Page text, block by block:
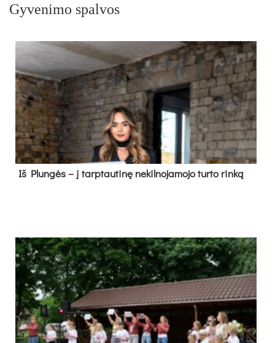
Gyvenimo spalvos
Iš Plungės – į tarptautinę nekilnojamojo turto rinką